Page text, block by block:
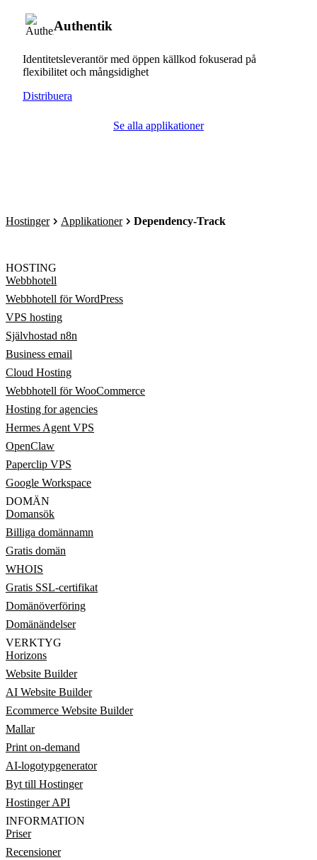
Authentik
Identitetsleverantör med öppen källkod fokuserad på
flexibilitet och mångsidighet
Distribuera
Se alla applikationer
Hostinger Applikationer Dependency-Track
HOSTING
Webbhotell
Webbhotell för WordPress
VPS hosting
Självhostad n8n
Business email
Cloud Hosting
Webbhotell för WooCommerce
Hosting for agencies
Hermes Agent VPS
OpenClaw
Paperclip VPS
Google Workspace
DOMÄN
Domansök
Billiga domännamn
Gratis domän
WHOIS
Gratis SSL-certifikat
Domänöverföring
Domänändelser
VERKTYG
Horizons
Website Builder
AI Website Builder
Ecommerce Website Builder
Mallar
Print on-demand
AI-logotypgenerator
Byt till Hostinger
Hostinger API
INFORMATION
Priser
Recensioner